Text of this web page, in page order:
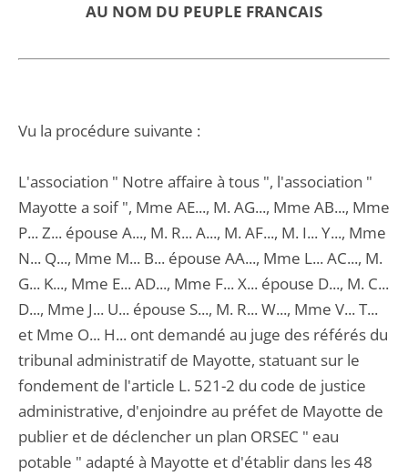
AU NOM DU PEUPLE FRANCAIS
Vu la procédure suivante :
L'association " Notre affaire à tous ", l'association "
Mayotte a soif ", Mme AE..., M. AG..., Mme AB..., Mme
P... Z... épouse A..., M. R... A..., M. AF..., M. I... Y..., Mme
N... Q..., Mme M... B... épouse AA..., Mme L... AC..., M.
G... K..., Mme E... AD..., Mme F... X... épouse D..., M. C...
D..., Mme J... U... épouse S..., M. R... W..., Mme V... T...
et Mme O... H... ont demandé au juge des référés du
tribunal administratif de Mayotte, statuant sur le
fondement de l'article L. 521-2 du code de justice
administrative, d'enjoindre au préfet de Mayotte de
publier et de déclencher un plan ORSEC " eau
potable " adapté à Mayotte et d'établir dans les 48